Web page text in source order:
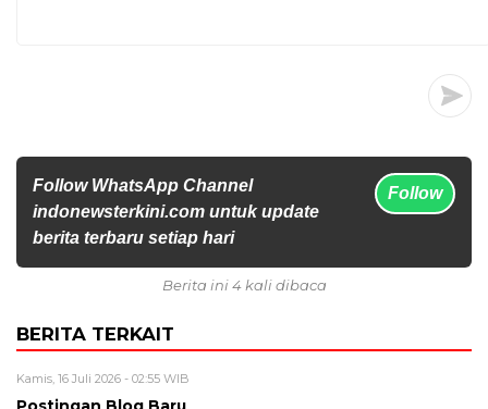
Follow WhatsApp Channel
indonewsterkini.com untuk update
berita terbaru setiap hari
Follow
Berita ini 4 kali dibaca
BERITA TERKAIT
Kamis, 16 Juli 2026 - 02:55 WIB